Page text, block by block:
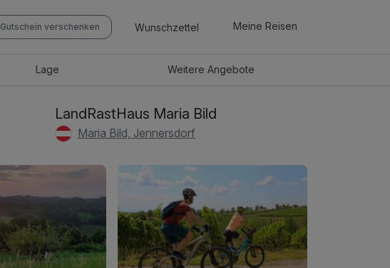
Gutschein verschenken Wunschzettel Meine Reisen
Lage WeitereAngebote
LandRastHaus Maria Bild
Maria Bild, Jennersdorf